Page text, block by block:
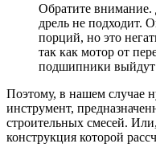
Обратите внимание.
дрель не подходит.
порций, но это
так как мотор от
подшипники выйдут
Поэтому, в нашем случае
инструмент,
строительных смесей.
конструкция которой